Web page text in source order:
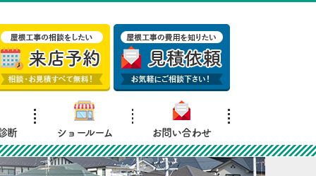
断 ショールーム お問い合わせ